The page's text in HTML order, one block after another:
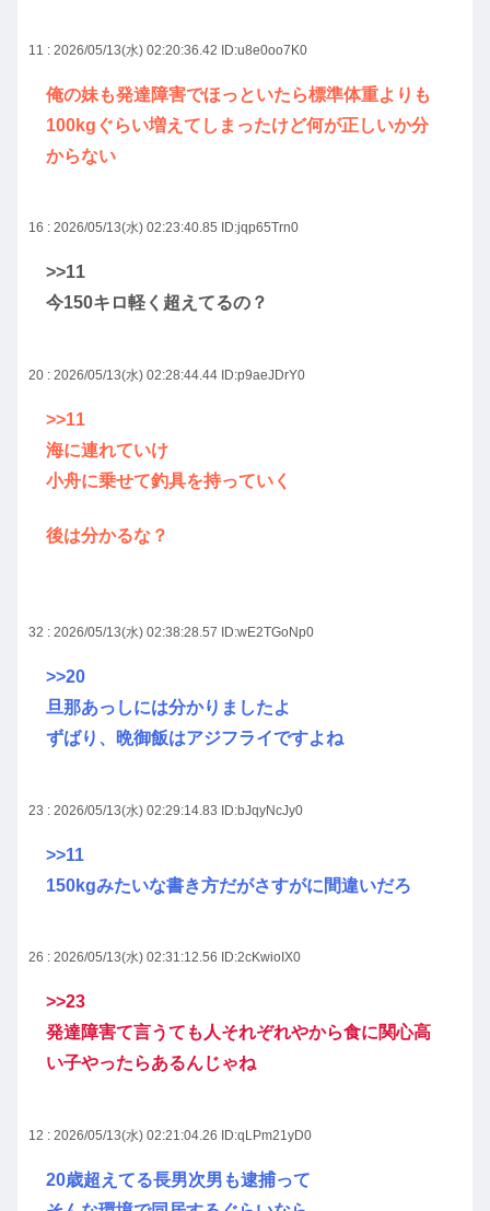
11 : 2026/05/13(水) 02:20:36.42 ID:u8e0oo7K0
俺の妹も発達障害でほっといたら標準体重よりも
100kgぐらい増えてしまったけど何が正しいか分
からない
16 : 2026/05/13(水) 02:23:40.85 ID:jqp65Trn0
>>11
今150キロ軽く超えてるの？
20 : 2026/05/13(水) 02:28:44.44 ID:p9aeJDrY0
>>11
海に連れていけ
小舟に乗せて釣具を持っていく
後は分かるな？
32 : 2026/05/13(水) 02:38:28.57 ID:wE2TGoNp0
>>20
旦那あっしには分かりましたよ
ずばり、晩御飯はアジフライですよね
23 : 2026/05/13(水) 02:29:14.83 ID:bJqyNcJy0
>>11
150kgみたいな書き方だがさすがに間違いだろ
26 : 2026/05/13(水) 02:31:12.56 ID:2cKwioIX0
>>23
発達障害て言うても人それぞれやから食に関心高
い子やったらあるんじゃね
12 : 2026/05/13(水) 02:21:04.26 ID:qLPm21yD0
20歳超えてる長男次男も逮捕って